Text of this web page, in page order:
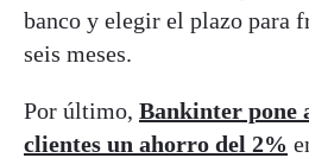
banco y elegir el plazo para
seis meses.
Por último, Bankinter pone
clientes un ahorro del 2%